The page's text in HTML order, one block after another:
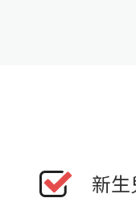
新生